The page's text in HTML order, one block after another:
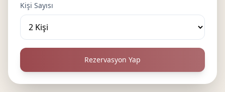
Kişi Sayısı
Rezervasyon Yap